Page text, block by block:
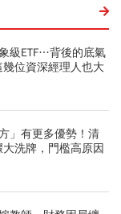
級ETF…背後的底氣
位資深經理人也大
」有更多優勢！清
洗牌，門檻高原因